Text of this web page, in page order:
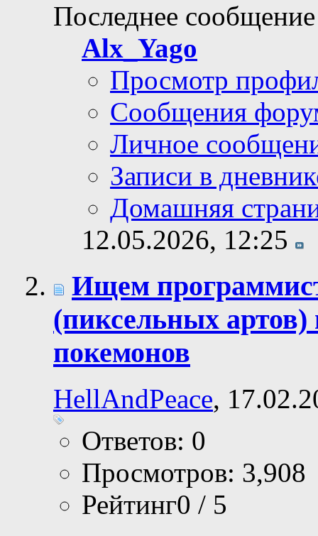
Последнее
Alx_Yago
Просмотр
Сообщения
Личное
Записи в
Домашняя
12.05.2026, 12:25
Ищем
(пиксельных
покемонов
HellAndPeace,
Ответов: 0
Просмотров: 3,908
Рейтинг0 / 5